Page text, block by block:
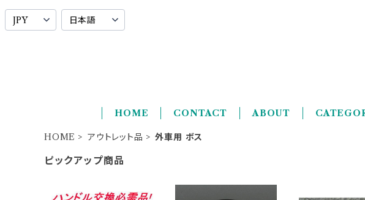
HOME CONTACT ABOUT
HOME アウトレット品 外車用 ボス
ピックアップ商品